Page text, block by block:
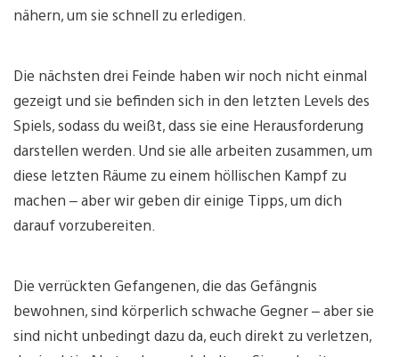
nähern, um sie schnell zu erledigen.
Die nächsten drei Feinde haben wir noch nicht einmal
gezeigt und sie befinden sich in den letzten Levels des
Spiels, sodass du weißt, dass sie eine Herausforderung
darstellen werden. Und sie alle arbeiten zusammen, um
diese letzten Räume zu einem höllischen Kampf zu
machen – aber wir geben dir einige Tipps, um dich
darauf vorzubereiten.
Die verrückten Gefangenen, die das Gefängnis
bewohnen, sind körperlich schwache Gegner – aber sie
sind nicht unbedingt dazu da, euch direkt zu verletzen,